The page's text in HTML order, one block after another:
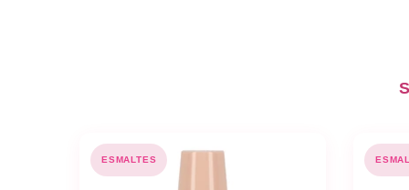
ESMALTES